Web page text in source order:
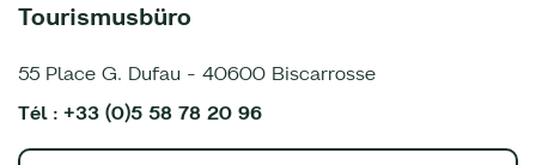
Tourismusbüro
55 Place G. Dufau - 40600 Biscarrosse
Tél : +33 (0)5 58 78 20 96